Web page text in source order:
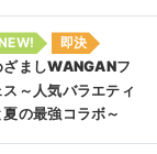
即決
ざましWANGANフ
ス～人気バラエティ
夏の最強コラボ～